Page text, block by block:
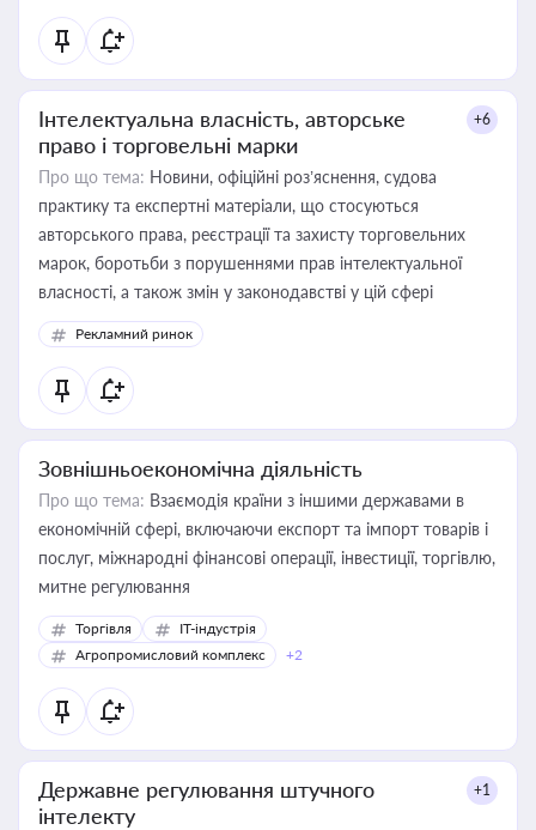
Інтелектуальна власність, авторське
право і торговельні марки
+6
Про що тема: Новини, офіційні роз’яснення, судова
практику та експертні матеріали, що стосуються
авторського права, реєстрації та захисту торговельних
марок, боротьби з порушеннями прав інтелектуальної
власності, а також змін у законодавстві у цій сфері
Рекламний ринок
Зовнішньоекономічна діяльність
Про що тема: Взаємодія країни з іншими державами в
економічній сфері, включаючи експорт та імпорт товарів і
послуг, міжнародні фінансові операції, інвестиції, торгівлю,
митне регулювання
Торгівля
IT-індустрія
Агропромисловий комплекс
+2
Державне регулювання штучного
інтелекту
+1